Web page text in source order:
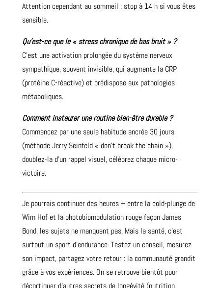
Attention cependant au sommeil : stop à 14 h si vous êtes
sensible.
Qu’est-ce que le « stress chronique de bas bruit » ?
C’est une activation prolongée du système nerveux
sympathique, souvent invisible, qui augmente la CRP
(protéine C-réactive) et prédispose aux pathologies
métaboliques.
Comment instaurer une routine bien-être durable ?
Commencez par une seule habitude ancrée 30 jours
(méthode Jerry Seinfeld « don’t break the chain »),
doublez-la d’un rappel visuel, célébrez chaque micro-
victoire.
Je pourrais continuer des heures – entre la cold-plunge de
Wim Hof et la photobiomodulation rouge façon James
Bond, les sujets ne manquent pas. Mais la santé, c’est
surtout un sport d’endurance. Testez un conseil, mesurez
son impact, partagez votre retour : la communauté grandit
grâce à vos expériences. On se retrouve bientôt pour
décortiquer d’autres secrets de longévité (nutrition